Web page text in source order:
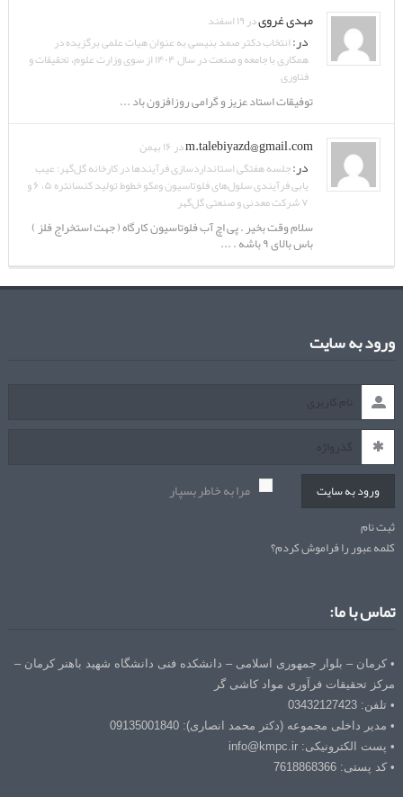
مهدی غرویدر ۱۹ اسفند
در:انتخاب دکتر صمد بنیسی به عنوان هیات علمی برگزیده در
همکاری با جامعه و صنعت در سال ۱۴۰۴ از سوی وزارت علوم، تحقیقات و
فناوری
توفیقات استاد عزیز و گرامی روزافزون باد ...
m.talebiyazd@gmail.comدر ۱۶ بهمن
در:جلسه هفتگی استانداردسازی فرآیندها در کارخانه گل‌گهر: عیب
یابی فرآیندی سلول‌های فلوتاسیون ومکو خطوط تولید کنسانتره ۵، ۶ و
۷ شرکت معدنی و صنعتی گل‌گهر
سلام وقت بخیر . پی اچ آب فلوتاسیون کارگاه ( جهت استخراج فلز )
باس بالای ۹ باشه . ...
ورود به سایت
ورود به سایت مرا به خاطر بسپار
ثبت نام
کلمه عبور را فراموش کردم؟
تماس با ما:
• کرمان – بلوار جمهوری اسلامی – دانشکده فنی دانشگاه شهید باهنر کرمان –
مرکز تحقیقات فرآوری مواد کاشی گر
• تلفن: 03432127423
• مدیر داخلی مجموعه (دکتر محمد انصاری): 09135001840
• پست الکترونیکی: info@kmpc.ir
• کد پستی: 7618868366